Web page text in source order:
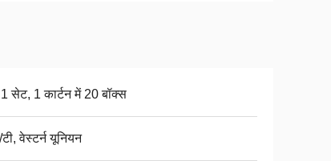
सेट, 1 कार्टन में 20 बॉक्स
वेस्टर्न यूनियन